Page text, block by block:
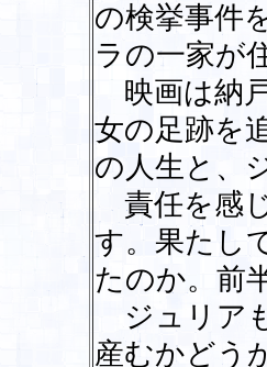
の検挙事件
ラの一家が
映画は納
女の足跡を
の人生と、
責任を感
す。果たし
たのか。前
ジュリア
産むかどう